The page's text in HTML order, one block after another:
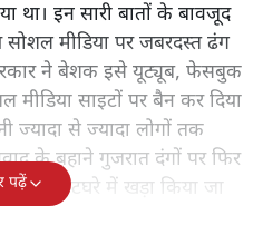
था। इन सारी बातों के बावजूद
सोशल मीडिया पर जबरदस्त ढंग
ने बेशक इसे यूट्यूब, फेसबुक
मीडिया साइटों पर बैन कर दिया
ज्यादा से ज्यादा लोगों तक
के बहाने गुजरात दंगों पर फिर
को कटघरे में खड़ा किया जा
पढ़ें